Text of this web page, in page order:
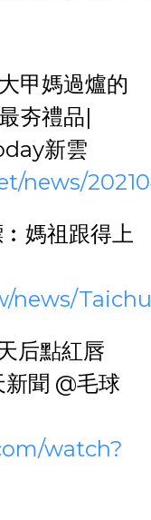
甲媽過爐的
夯禮品|
新雲
news/
媽祖跟得上
news/
后點紅唇
聞 @毛球
watch?